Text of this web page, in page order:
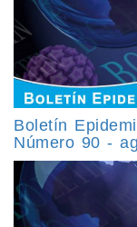
Boletín
Número 90 -